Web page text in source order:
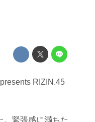
RIZIN.45
。緊張感に満ちた